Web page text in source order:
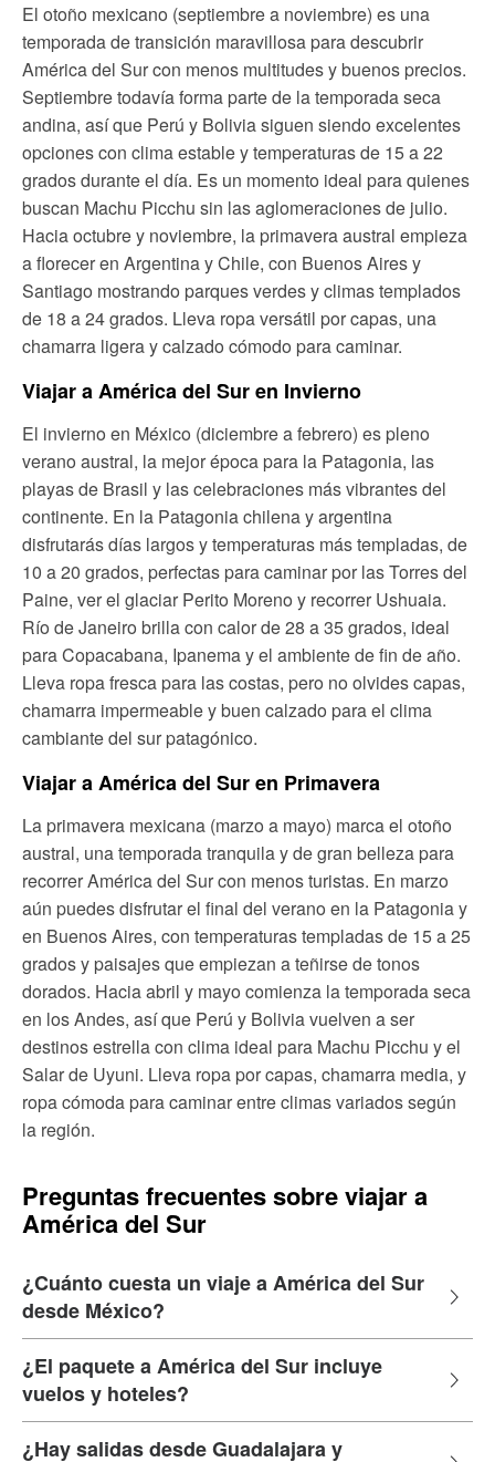
El otoño mexicano (septiembre a noviembre) es una
temporada de transición maravillosa para descubrir
América del Sur con menos multitudes y buenos precios.
Septiembre todavía forma parte de la temporada seca
andina, así que Perú y Bolivia siguen siendo excelentes
opciones con clima estable y temperaturas de 15 a 22
grados durante el día. Es un momento ideal para quienes
buscan Machu Picchu sin las aglomeraciones de julio.
Hacia octubre y noviembre, la primavera austral empieza
a florecer en Argentina y Chile, con Buenos Aires y
Santiago mostrando parques verdes y climas templados
de 18 a 24 grados. Lleva ropa versátil por capas, una
chamarra ligera y calzado cómodo para caminar.
Viajar a América del Sur en Invierno
El invierno en México (diciembre a febrero) es pleno
verano austral, la mejor época para la Patagonia, las
playas de Brasil y las celebraciones más vibrantes del
continente. En la Patagonia chilena y argentina
disfrutarás días largos y temperaturas más templadas, de
10 a 20 grados, perfectas para caminar por las Torres del
Paine, ver el glaciar Perito Moreno y recorrer Ushuaia.
Río de Janeiro brilla con calor de 28 a 35 grados, ideal
para Copacabana, Ipanema y el ambiente de fin de año.
Lleva ropa fresca para las costas, pero no olvides capas,
chamarra impermeable y buen calzado para el clima
cambiante del sur patagónico.
Viajar a América del Sur en Primavera
La primavera mexicana (marzo a mayo) marca el otoño
austral, una temporada tranquila y de gran belleza para
recorrer América del Sur con menos turistas. En marzo
aún puedes disfrutar el final del verano en la Patagonia y
en Buenos Aires, con temperaturas templadas de 15 a 25
grados y paisajes que empiezan a teñirse de tonos
dorados. Hacia abril y mayo comienza la temporada seca
en los Andes, así que Perú y Bolivia vuelven a ser
destinos estrella con clima ideal para Machu Picchu y el
Salar de Uyuni. Lleva ropa por capas, chamarra media, y
ropa cómoda para caminar entre climas variados según
la región.
Preguntas frecuentes sobre viajar a
América del Sur
¿Cuánto cuesta un viaje a América del Sur
desde México?
¿El paquete a América del Sur incluye
vuelos y hoteles?
¿Hay salidas desde Guadalajara y